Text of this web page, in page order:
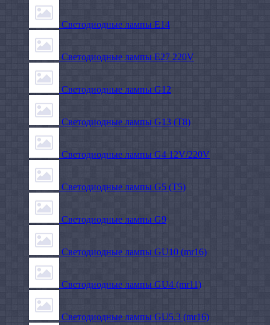
Светодиодные лампы E14
Светодиодные лампы E27 220V
Светодиодные лампы G12
Светодиодные лампы G13 (T8)
Светодиодные лампы G4 12V/220V
Светодиодные лампы G5 (T5)
Светодиодные лампы G9
Светодиодные лампы GU10 (mr16)
Светодиодные лампы GU4 (mr11)
Светодиодные лампы GU5.3 (mr16)